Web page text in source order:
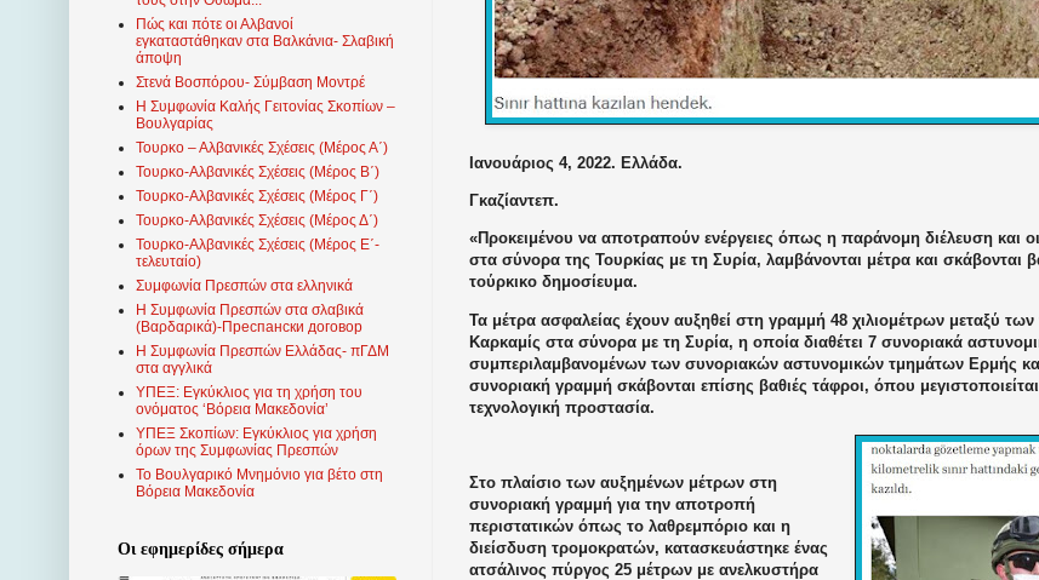
Ιανουάριος 4, 2022. Ελλάδα.
Γκαζίαντεπ.
«Προκειμένου να αποτραπούν ενέργειες όπως η παράνομη διέλευση και οι
στα σύνορα της Τουρκίας με τη Συρία, λαμβάνονται μέτρα και σκάβονται
τούρκικο δημοσίευμα.
Τα μέτρα ασφαλείας έχουν αυξηθεί στη γραμμή 48 χιλιομέτρων μεταξύ των
Καρκαμίς στα σύνορα με τη Συρία, η οποία διαθέτει 7 συνοριακά
συμπεριλαμβανομένων των συνοριακών αστυνομικών τμημάτων Ερμής
συνοριακή γραμμή σκάβονται επίσης βαθιές τάφροι, όπου
τεχνολογική προστασία.
Στο πλαίσιο των αυξημένων μέτρων στη
συνοριακή γραμμή για την αποτροπή
περιστατικών όπως το λαθρεμπόριο και η
διείσδυση τρομοκρατών, κατασκευάστηκε ένας
ατσάλινος πύργος 25 μέτρων με ανελκυστήρα
Πώς και πότε οι Αλβανοί
εγκαταστάθηκαν στα Βαλκάνια- Σλαβική
άποψη
Στενά Βοσπόρου- Σύμβαση Μοντρέ
Η Συμφωνία Καλής Γειτονίας Σκοπίων –
Βουλγαρίας
Τουρκο – Αλβανικές Σχέσεις (Mέρος Α΄)
Τουρκο-Αλβανικές Σχέσεις (Μέρος Β΄)
Τουρκο-Αλβανικές Σχέσεις (Μέρος Γ΄)
Τουρκο-Αλβανικές Σχέσεις (Μέρος Δ΄)
Τουρκο-Αλβανικές Σχέσεις (Μέρος Ε΄-
τελευταίο)
Συμφωνία Πρεσπών στα ελληνικά
Η Συμφωνία Πρεσπών στα σλαβικά
(Βαρδαρικά)-Преспански договор
Η Συμφωνία Πρεσπών Ελλάδας- πΓΔΜ
στα αγγλικά
ΥΠΕΞ: Εγκύκλιος για τη χρήση του
ονόματος ‘Βόρεια Μακεδονία’
ΥΠΕΞ Σκοπίων: Εγκύκλιος για χρήση
όρων της Συμφωνίας Πρεσπών
Το Βουλγαρικό Μνημόνιο για βέτο στη
Βόρεια Μακεδονία
Οι εφημερίδες σήμερα